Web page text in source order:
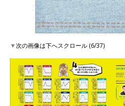
▼次の画像は下へスクロール (6/37)